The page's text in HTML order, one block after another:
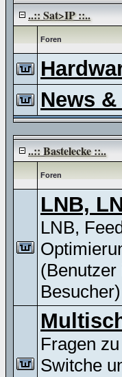
..:: Sat>IP ::..
Foren
News
..:: Bastelecke ::..
Foren
LNB,
LNB,
Besucher)
Fragen
Switche